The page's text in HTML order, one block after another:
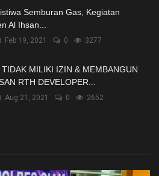
Semburan Gas, Kegiatan
Al Ihsan...
Feb 19, 2021 0 3277
TIDAK MILIKI IZIN & MEMBANGUN
RTH DEVELOPER...
Aug 21, 2021 0 2652